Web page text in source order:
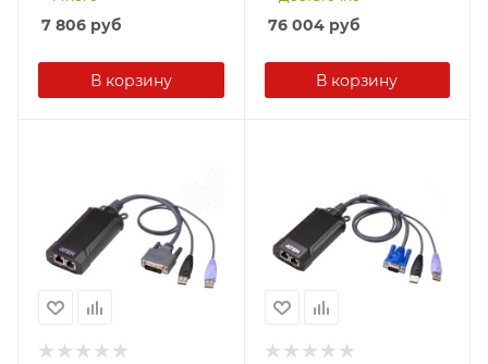
7 806 руб
В корзину
76 004руб
В корзину